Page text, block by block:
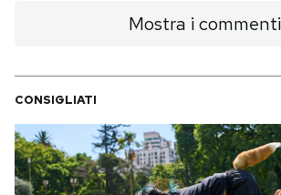
Hai bisogno di aiuto?Mostra i commenti
CONSIGLIATI